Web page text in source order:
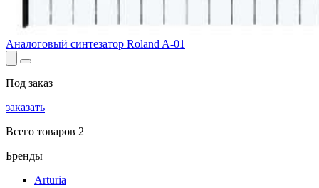
Аналоговый синтезатор Roland A-01
Под заказ
заказать
Всего товаров 2
Бренды
Arturia